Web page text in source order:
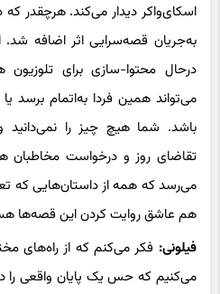
اسکای‌واکر دیدار می‌کند. هرچقدر که
به‌جریان قصه‌سرایی اثر اضافه شد.
درحال محتوا-سازی برای
می‌تواند همین فردا به‌اتمام برسد
باشد. شما هیچ چیز را
تقاضای روز و درخواست مخاطبان
می‌رسد که همه از داستان‌هایی که
هم عاشق روایت کردن این قصه‌ها
فیلونی: فکر می‌کنم که از راه‌های
می‌کنیم که حس یک پایان واقعی را